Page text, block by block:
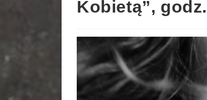
Kobietą”, godz.